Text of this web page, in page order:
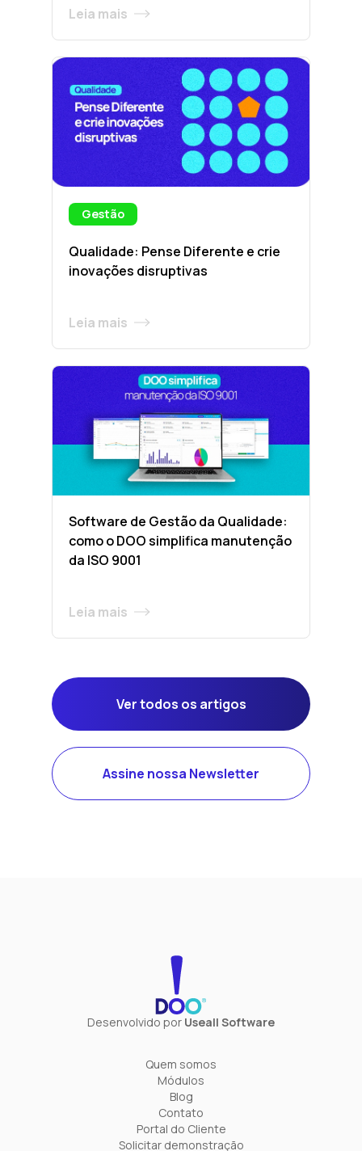
Leia mais
Gestão
Qualidade: Pense Diferente e crie
inovações disruptivas
Leia mais
Software de Gestão da Qualidade:
como o DOO simplifica manutenção
da ISO 9001
Leia mais
Ver todos os artigos
Assine nossa Newsletter
Desenvolvido por Useall Software
Quem somos
Módulos
Blog
Contato
Portal do Cliente
Solicitar demonstração